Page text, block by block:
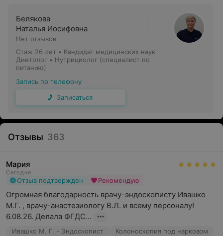
Белякова
Наталья Иосифовна
Нет отзывов
Стаж 26 лет • Кандидат медицинских наук
Диетолог • Нутрициолог (специалист по
питанию)
Запись по телефону
Записаться
Отзывы 363
Мария
Сегодня
Отзыв подтвержден Рекомендую
Огромная благодарность врачу-эндоскописту Ивашко
М.Г. , врачу-анастезиологу В.Л. и всему персоналу!
6.08.26. Делала ФГДС...
Ивашко М. Г. - Эндоскопист Колоноскопия под наркозом